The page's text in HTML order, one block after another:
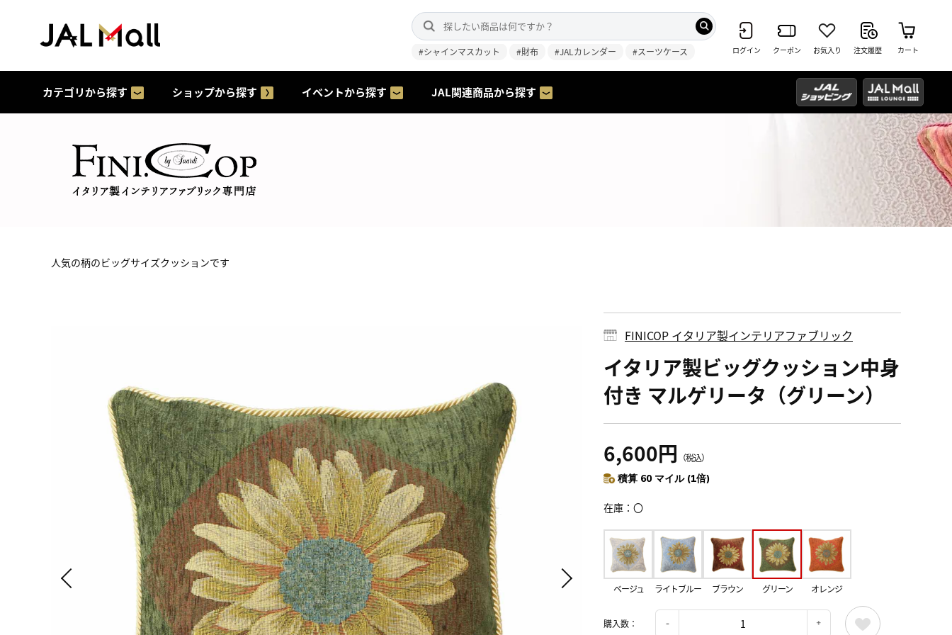
#シャインマスカット #財布 #JALカレンダー #スーツケース ログイン クーポン お気入り 注文履歴 カート
カテゴリから探す ショップから探す イベントから探す JAL関連商品から探す
人気の柄のビッグサイズクッションです
FINICOP イタリア製インテリアファブリック
イタリア製ビッグクッション中身
付き マルゲリータ（グリーン）
6,600円 （税込）
積算 60 マイル (1倍)
在庫 〇
ベージュ ライトブルー ブラウン グリーン オレンジ
購入数：